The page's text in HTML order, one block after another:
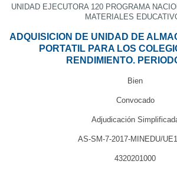
UNIDAD EJECUTORA 120 PROGRAMA
MATERIALES
ADQUISICION DE UNIDAD DE
PORTATIL PARA LOS
RENDIMIENTO.
Bien
Convocado
Adjudicación
AS-SM-7-2017-MINEDU/
4320201000